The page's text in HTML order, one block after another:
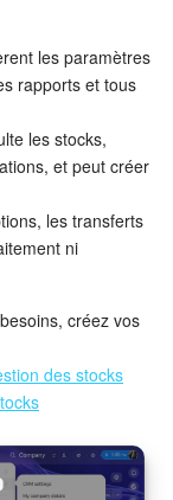
les paramètres
rapports et tous
les stocks,
et peut créer
les transferts
ni
créez vos
des stocks